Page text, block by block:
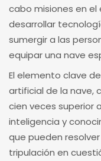
cabo misiones en el
desarrollar
sumergir a las
equipar una nave
El elemento clave
artificial de la nave,
cien veces superior
inteligencia y
que pueden
tripulación en